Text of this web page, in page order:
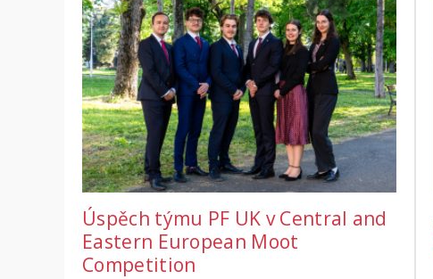
Úspěch týmu PF UK v Central and
Eastern European Moot
Competition